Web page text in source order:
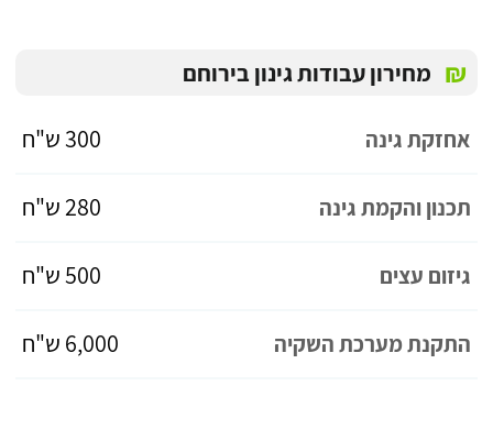
₪ מחירון עבודות גינון בירוחם
אחזקת גינה 300 ש"ח
תכנון והקמת גינה 280 ש"ח
גיזום עצים 500 ש"ח
התקנת מערכת השקיה 6,000 ש"ח